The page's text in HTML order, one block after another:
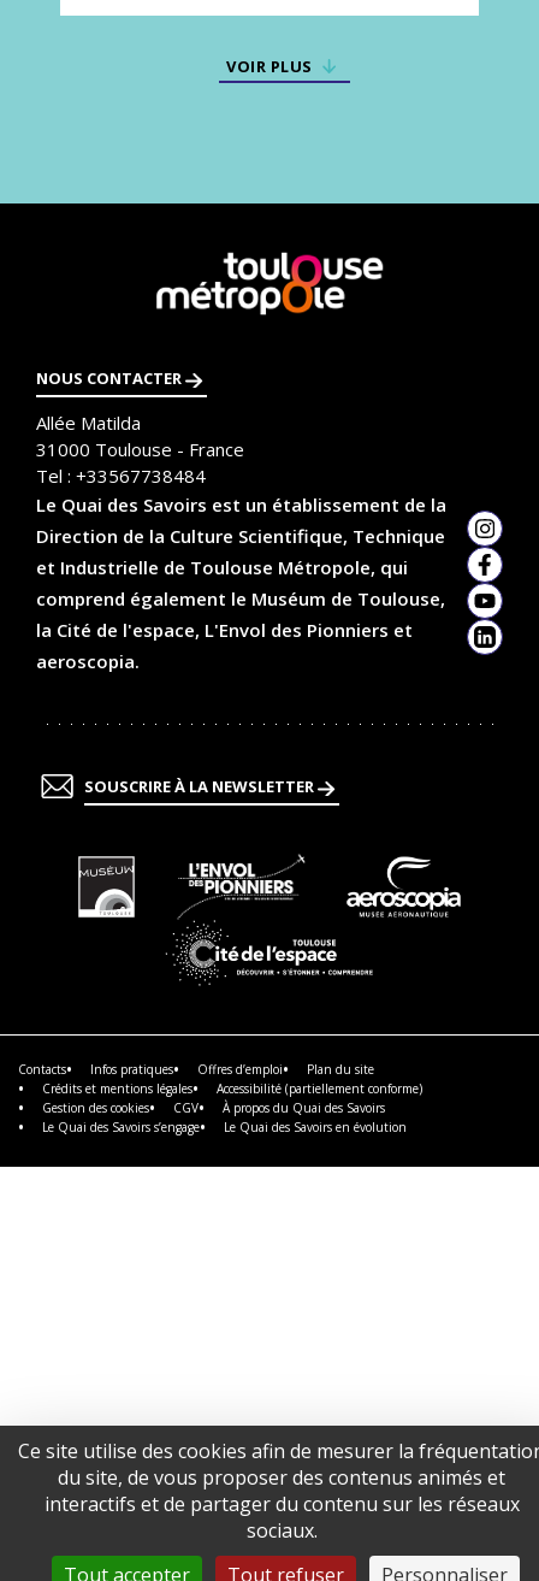
Ce site utilise des cookies afin de mesurer la
du site, de vous proposer des contenus animés et
interactifs et de partager du contenu sur les réseaux
sociaux.
Tout accepter
Tout refuser Personnaliser
VOIR PLUS
En
savoir
plus
NOUS CONTACTER
Allée Matilda
31000 Toulouse - France
Tel : +33567738484
Le Quai des Savoirs est un établissement de la
Direction de la Culture Scientifique, Technique
et Industrielle de Toulouse Métropole, qui
comprend également le Muséum de Toulouse,
la Cité de l'espace, L'Envol des Pionniers et
aeroscopia.
SOUSCRIRE À LA NEWSLETTER
En
savoir
plus
Contacts Infos pratiques Offres d’emploi
Plan du site
Crédits et mentions légales
Accessibilité (partiellement conforme)
Gestion des cookies
CGV
À propos du Quai des Savoirs
Le Quai des Savoirs s’engage
Le Quai des Savoirs en évolution